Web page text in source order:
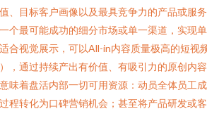
、目标客户画像以及最具竞争力的产品或服
个最可能成功的细分市场或单一渠道，实现
合视觉展示，可以All-in内容质量极高的短视
，通过持续产出有价值、有吸引力的原创内
味着盘活内部一切可用资源：动员全体员工
程转化为口碑营销机会；甚至将产品研发或